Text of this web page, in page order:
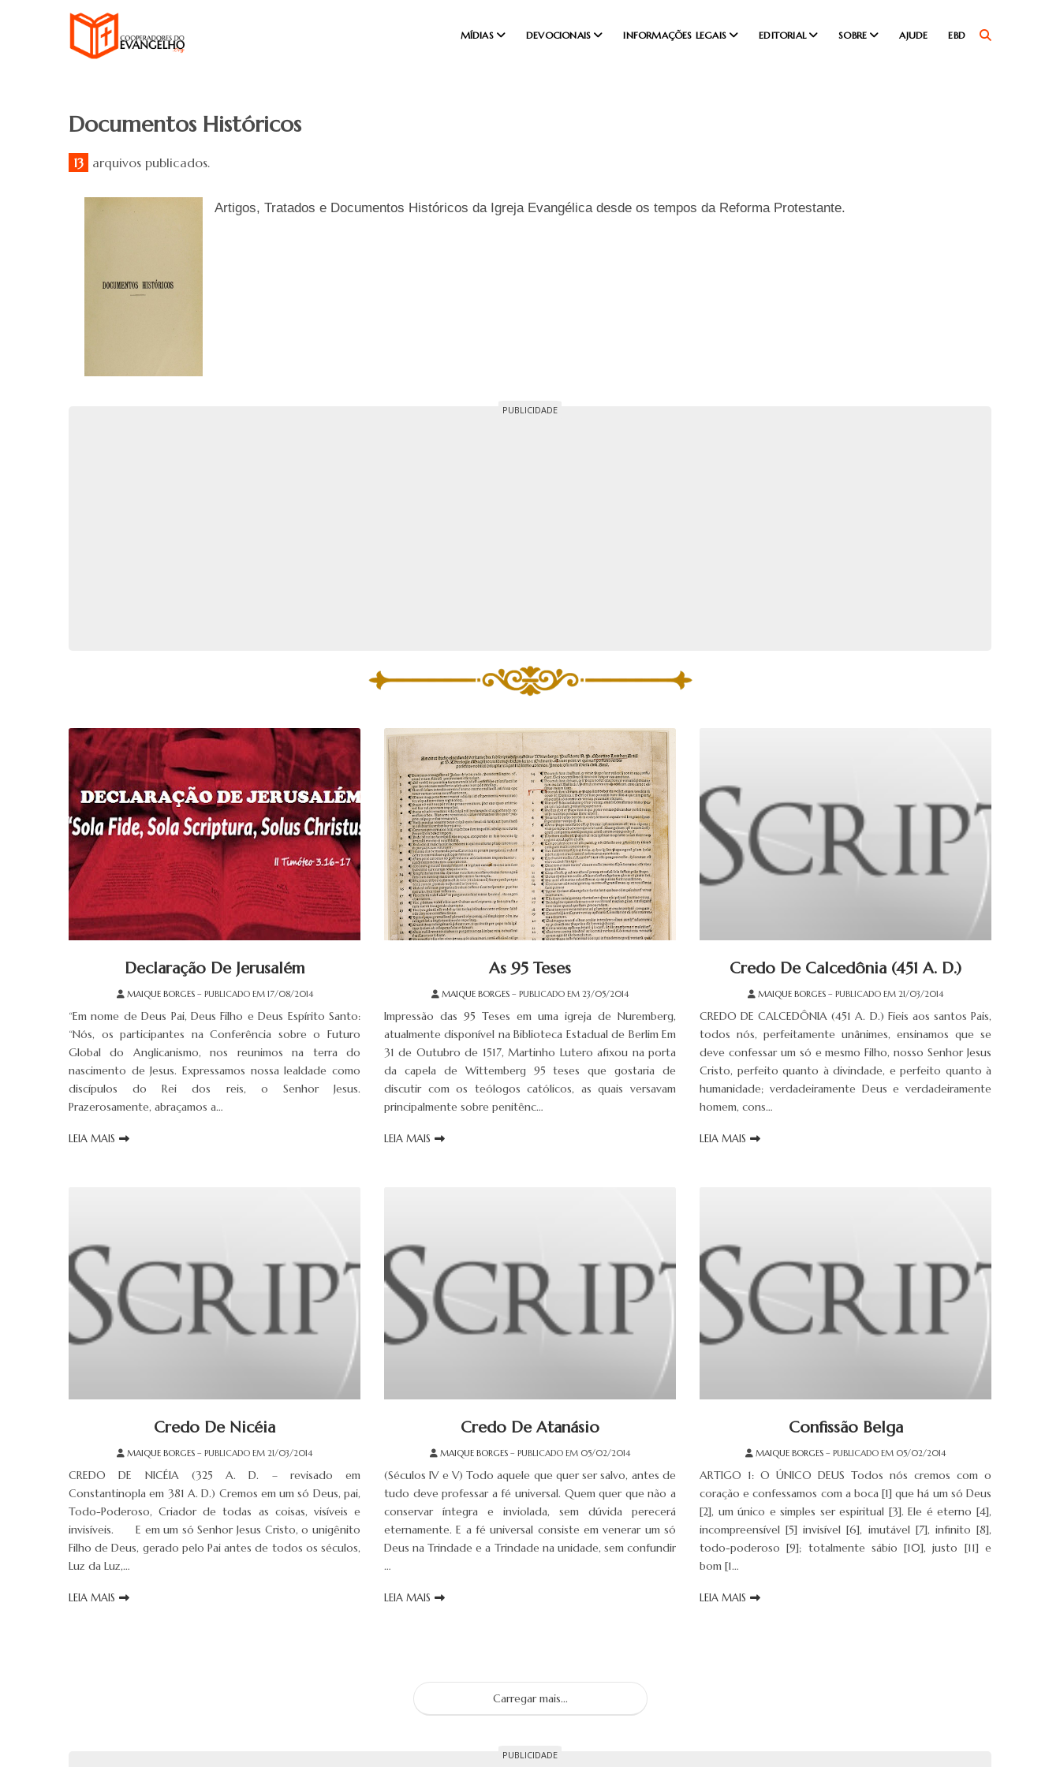
MÍDIAS DEVOCIONAIS INFORMAÇÕES LEGAIS EDITORIAL SOBRE AJUDE EBD
Documentos Históricos
13 arquivos publicados.
Artigos, Tratados e Documentos Históricos da Igreja Evangélica desde os tempos da Reforma Protestante.
Declaração De Jerusalém
MAIQUE BORGES– PUBLICADO EM 17/08/2014
“Em nome de Deus Pai, Deus Filho e Deus Espírito Santo:
“Nós, os participantes na Conferência sobre o Futuro
Global do Anglicanismo, nos reunimos na terra do
nascimento de Jesus. Expressamos nossa lealdade como
discípulos do Rei dos reis, o Senhor Jesus.
Prazerosamente, abraçamos a…
LEIA MAIS
As 95 Teses
MAIQUE BORGES – PUBLICADO EM 23/05/2014
Impressão das 95 Teses em uma igreja de Nuremberg,
atualmente disponível na Biblioteca Estadual de Berlim Em
31 de Outubro de 1517, Martinho Lutero afixou na porta
da capela de Wittemberg 95 teses que gostaria de
discutir com os teólogos católicos, as quais versavam
principalmente sobre penitênc…
LEIA MAIS
Credo De Calcedônia (451 A. D.)
MAIQUE BORGES – PUBLICADO EM 21/03/2014
CREDO DE CALCEDÔNIA (451 A. D.) Fieis aos santos Pais,
todos nós, perfeitamente unânimes, ensinamos que se
deve confessar um só e mesmo Filho, nosso Senhor Jesus
Cristo, perfeito quanto à divindade, e perfeito quanto à
humanidade; verdadeiramente Deus e verdadeiramente
homem, cons…
LEIA MAIS
Credo De Nicéia
MAIQUE BORGES – PUBLICADO EM 21/03/2014
CREDO DE NICÉIA (325 A. D. – revisado em
Constantinopla em 381 A. D.) Cremos em um só Deus, pai,
Todo-Poderoso, Criador de todas as coisas, visíveis e
invisíveis. E em um só Senhor Jesus Cristo, o unigênito
Filho de Deus, gerado pelo Pai antes de todos os séculos,
Luz da Luz,…
LEIA MAIS
Credo De Atanásio
MAIQUE BORGES – PUBLICADO EM 05/02/2014
(Séculos IV e V) Todo aquele que quer ser salvo, antes de
tudo deve professar a fé universal. Quem quer que não a
conservar íntegra e inviolada, sem dúvida perecerá
eternamente. E a fé universal consiste em venerar um só
Deus na Trindade e a Trindade na unidade, sem confundir
…
LEIA MAIS
Confissão Belga
MAIQUE BORGES – PUBLICADO EM 05/02/2014
ARTIGO 1: O ÚNICO DEUS Todos nós cremos com o
coração e confessamos com a boca [1] que há um só Deus
[2], um único e simples ser espiritual [3]. Ele é eterno [4],
incompreensível [5] invisível [6], imutável [7], infinito [8],
todo-poderoso [9]; totalmente sábio [10], justo [11] e
bom [1…
LEIA MAIS
Carregar mais...